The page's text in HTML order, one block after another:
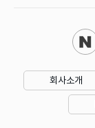
회사소개